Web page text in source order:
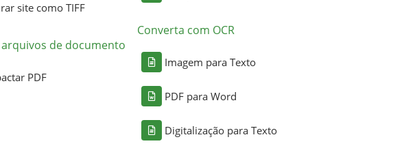
site como TIFF
de documento
PDF
Converta com OCR
Imagem para Texto
PDF para Word
Digitalização para Texto